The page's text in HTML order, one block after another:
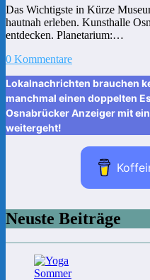
Das Wichtigste in Kürze
hautnah erleben. Kunsthalle
entdecken. Planetarium:…
0 Kommentare
Lokalnachrichten brauchen
manchmal einen doppelten
Osnabrücker Anzeiger mit
weitergeht!
Neuste Beiträge